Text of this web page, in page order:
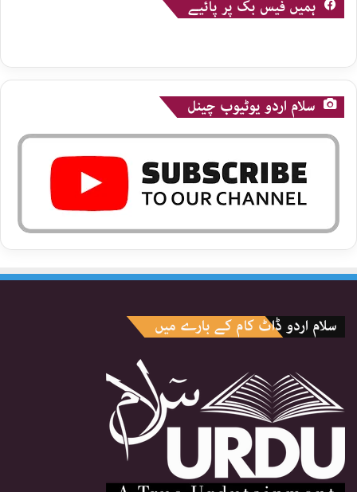
ہمیں فیس بک پر پائیے
سلام اردو یوٹیوب چینل
سلام اردو ڈاٹ کام کے بارے میں